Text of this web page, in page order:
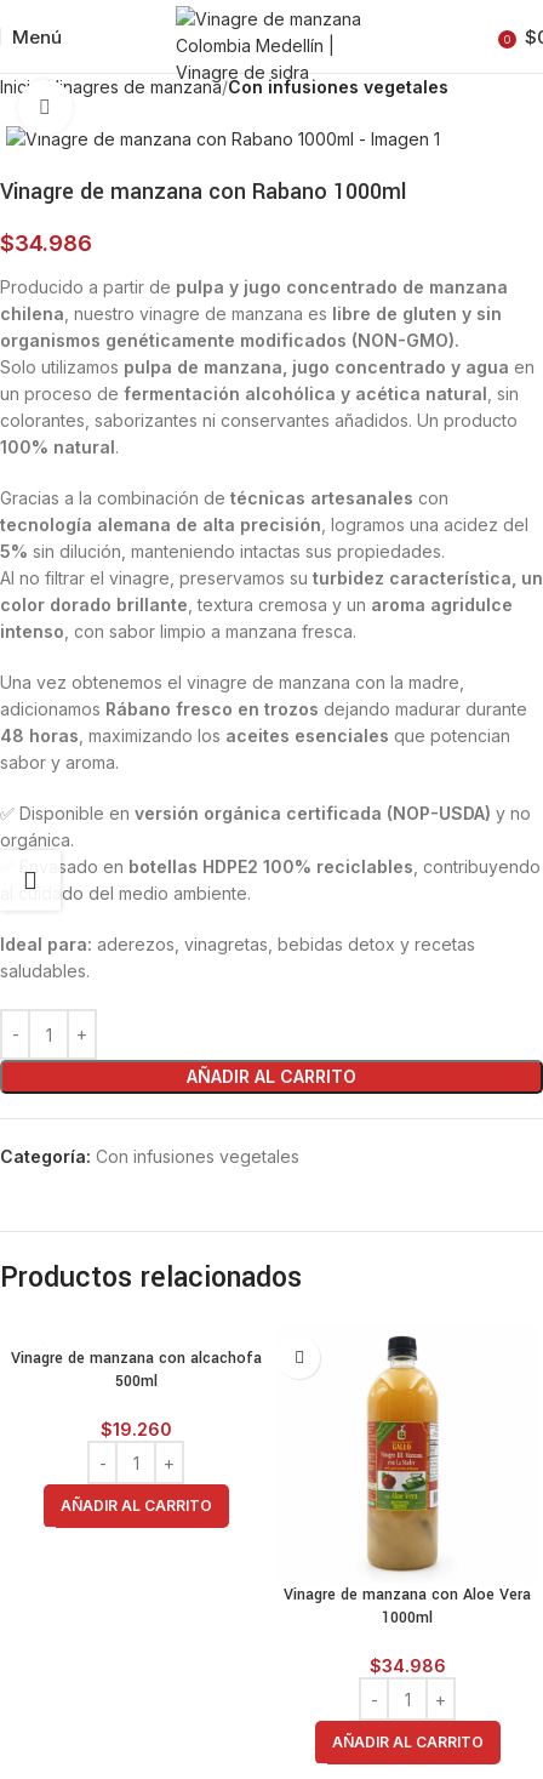
Menú 0 $
Inicio Vinagres de manzana Con infusiones vegetales
Vinagre de manzana con Rabano 1000ml
$34.986
Producido a partir de pulpa y jugo concentrado de manzana
chilena , nuestro vinagre de manzana es libre de gluten y sin
organismos genéticamente modificados (NON-GMO).
Solo utilizamos pulpa de manzana, jugo concentrado y agua en
un proceso de fermentación alcohólica y acética natural , sin
colorantes, saborizantes ni conservantes añadidos. Un producto
100% natural.
Gracias a la combinación de técnicas artesanales con
tecnología alemana de alta precisión , logramos una acidez del
5% sin dilución, manteniendo intactas sus propiedades.
Al no filtrar el vinagre, preservamos su turbidez característica, un
color dorado brillante , textura cremosa y un aroma agridulce
intenso , con sabor limpio a manzana fresca.
Una vez obtenemos el vinagre de manzana con la madre,
adicionamos Rábano fresco en trozos dejando madurar durante
48 horas , maximizando los aceites esenciales que potencian
sabor y aroma.
✅ Disponible en versión orgánica certificada (NOP-USDA) y no
orgánica.
✅ Envasado en botellas HDPE2 100% reciclables , contribuyendo
al cuidado del medio ambiente.
Ideal para: aderezos, vinagretas, bebidas detox y recetas
saludables.
AÑADIR AL CARRITO
Categoría: Con infusiones vegetales
Productos relacionados
Vinagre de manzana con alcachofa
500ml
$19.260
AÑADIR AL CARRITO
Vinagre de manzana con Aloe Vera
1000ml
$34.986
AÑADIR AL CARRITO